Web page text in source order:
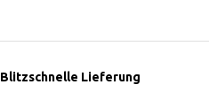
Blitzschnelle Lieferung